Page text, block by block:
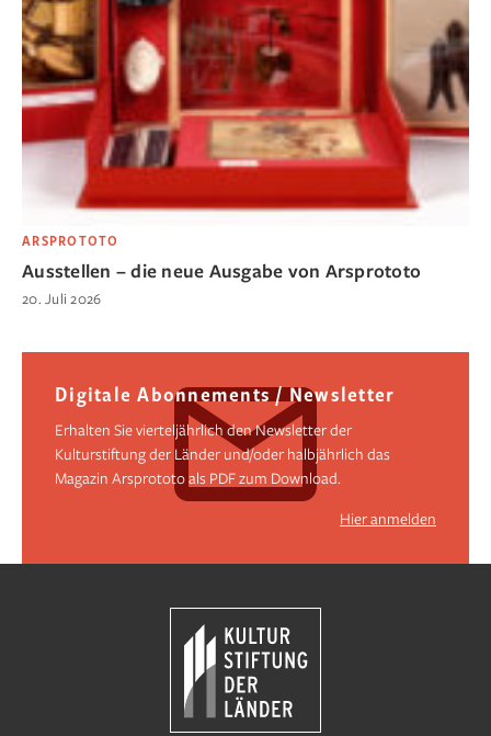
ARSPROTOTO
Ausstellen – die neue Ausgabe von Arsprototo
20. Juli 2026
Digitale Abonnements / Newsletter
Erhalten Sie vierteljährlich den Newsletter der
Kulturstiftung der Länder und/oder halbjährlich das
Magazin Arsprototo als PDF zum Download.
Hier anmelden